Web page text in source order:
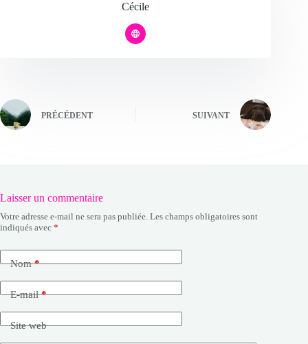
Cécile
PRÉCÉDENT SUIVANT
Laisser un commentaire
Votre adresse e-mail ne sera pas publiée. Les champs obligatoires sont
indiqués avec *
Nom*
E-mail*
Site web